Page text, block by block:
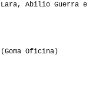
Lara, Abilio Guerra e
Oficina)